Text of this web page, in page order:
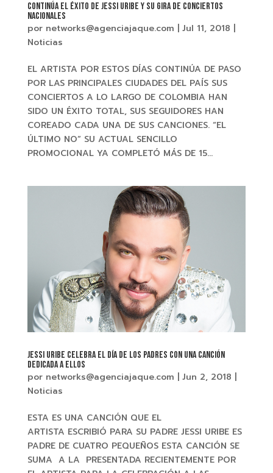
Continúa el éxito de JESSI URIBE y su gira de conciertos
nacionales
por networks@agenciajaque.com Jul 11, 2018
Noticias
EL ARTISTA POR ESTOS DÍAS CONTINÚA DE PASO
POR LAS PRINCIPALES CIUDADES DEL PAÍS SUS
CONCIERTOS A LO LARGO DE COLOMBIA HAN
SIDO UN ÉXITO TOTAL, SUS SEGUIDORES HAN
COREADO CADA UNA DE SUS CANCIONES. “EL
ÚLTIMO NO” SU ACTUAL SENCILLO
PROMOCIONAL YA COMPLETÓ MÁS DE 15...
JESSI URIBE Celebra el día de los padres con una canción
dedicada a ellos
por networks@agenciajaque.com | Jun 2, 2018 |
Noticias
ESTA ES UNA CANCIÓN QUE EL
ARTISTA ESCRIBIÓ PARA SU PADRE JESSI URIBE ES
PADRE DE CUATRO PEQUEÑOS ESTA CANCIÓN SE
SUMA A LA PRESENTADA RECIENTEMENTE POR